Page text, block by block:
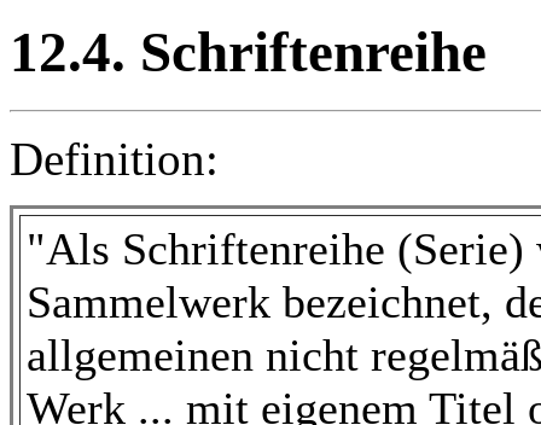
12.4. Schriftenreihe
Definition:
"Als Schriftenreihe
Sammelwerk bezeichnet,
allgemeinen nicht
Werk ... mit eigenem Titel